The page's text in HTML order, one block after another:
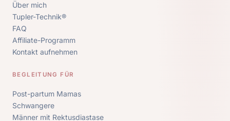
Über mich
Tupler-Technik®
FAQ
Affiliate-Programm
Kontakt aufnehmen
BEGLEITUNG FÜR
Post-partum Mamas
Schwangere
Männer mit Rektusdiastase